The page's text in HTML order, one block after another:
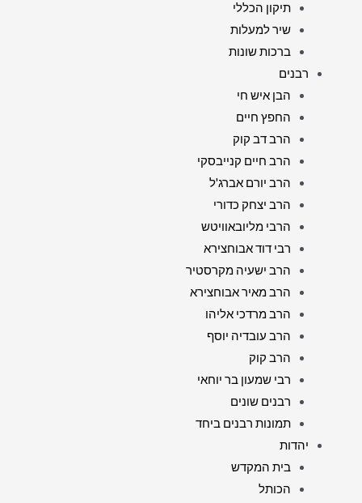
תיקון הכללי
שיר למעלות
ברכות שונות
רבנים
הבן איש חי
החפץ חיים
הרב דב קוק
הרב חיים קנייבסקי
הרב יורם אברג'ל
הרב יצחק כדורי
הרבי מליובאוויטש
רבי דוד אבוחצירא
הרב ישעיה מקרסטיר
הרב מאיר אבוחצירא
הרב מרדכי אליהו
הרב עובדיה יוסף
הרב קוק
רבי שמעון בר יוחאי
רבנים שונים
תמונות רבנים ביחד
יהדות
בית המקדש
הכותל